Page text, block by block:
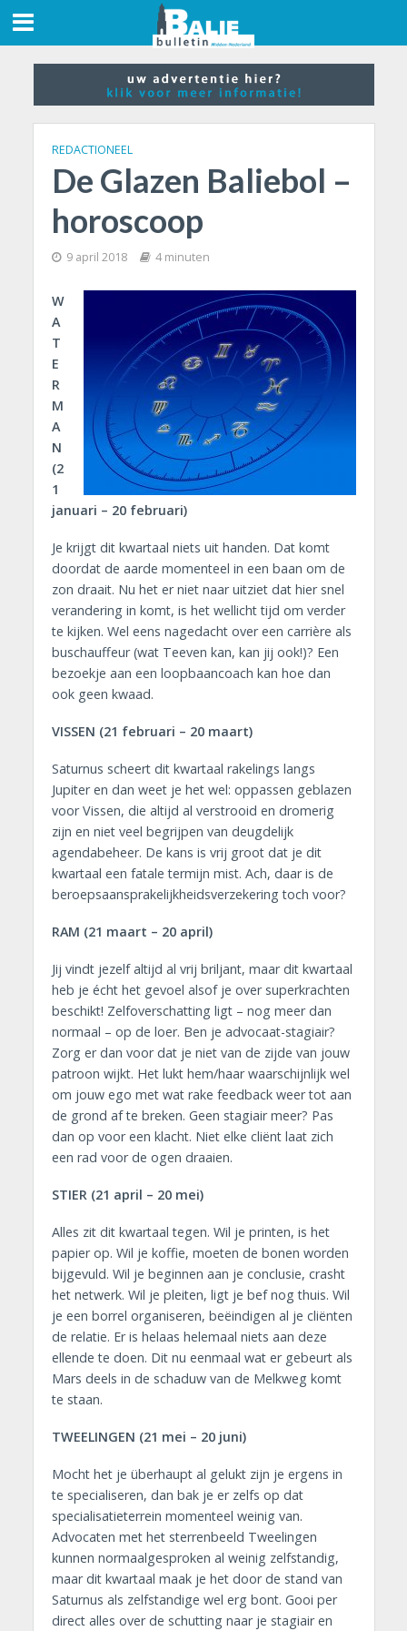
REDACTIONEEL
De Glazen Baliebol –
horoscoop
9 april 2018 4 minuten
W
A
T
E
R
M
A
N
(2
1
januari – 20 februari)
Je krijgt dit kwartaal niets uit handen. Dat komt
doordat de aarde momenteel in een baan om de
zon draait. Nu het er niet naar uitziet dat hier snel
verandering in komt, is het wellicht tijd om verder
te kijken. Wel eens nagedacht over een carrière als
buschauffeur (wat Teeven kan, kan jij ook!)? Een
bezoekje aan een loopbaancoach kan hoe dan
ook geen kwaad.
VISSEN (21 februari – 20 maart)
Saturnus scheert dit kwartaal rakelings langs
Jupiter en dan weet je het wel: oppassen geblazen
voor Vissen, die altijd al verstrooid en dromerig
zijn en niet veel begrijpen van deugdelijk
agendabeheer. De kans is vrij groot dat je dit
kwartaal een fatale termijn mist. Ach, daar is de
beroepsaansprakelijkheidsverzekering toch voor?
RAM (21 maart – 20 april)
Jij vindt jezelf altijd al vrij briljant, maar dit kwartaal
heb je écht het gevoel alsof je over superkrachten
beschikt! Zelfoverschatting ligt – nog meer dan
normaal – op de loer. Ben je advocaat-stagiair?
Zorg er dan voor dat je niet van de zijde van jouw
patroon wijkt. Het lukt hem/haar waarschijnlijk wel
om jouw ego met wat rake feedback weer tot aan
de grond af te breken. Geen stagiair meer? Pas
dan op voor een klacht. Niet elke cliënt laat zich
een rad voor de ogen draaien.
STIER (21 april – 20 mei)
Alles zit dit kwartaal tegen. Wil je printen, is het
papier op. Wil je koffie, moeten de bonen worden
bijgevuld. Wil je beginnen aan je conclusie, crasht
het netwerk. Wil je pleiten, ligt je bef nog thuis. Wil
je een borrel organiseren, beëindigen al je cliënten
de relatie. Er is helaas helemaal niets aan deze
ellende te doen. Dit nu eenmaal wat er gebeurt als
Mars deels in de schaduw van de Melkweg komt
te staan.
TWEELINGEN (21 mei – 20 juni)
Mocht het je überhaupt al gelukt zijn je ergens in
te specialiseren, dan bak je er zelfs op dat
specialisatieterrein momenteel weinig van.
Advocaten met het sterrenbeeld Tweelingen
kunnen normaalgesproken al weinig zelfstandig,
maar dit kwartaal maak je het door de stand van
Saturnus als zelfstandige wel erg bont. Gooi per
direct alles over de schutting naar je stagiair en